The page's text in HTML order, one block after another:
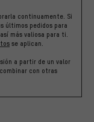
continuamente. Si
últimos pedidos para
más valiosa para ti.
se aplican.
a partir de un valor
con otras